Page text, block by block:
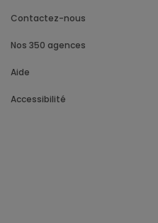
Contactez-nous
Nos 350 agences
Aide
Accessibilité